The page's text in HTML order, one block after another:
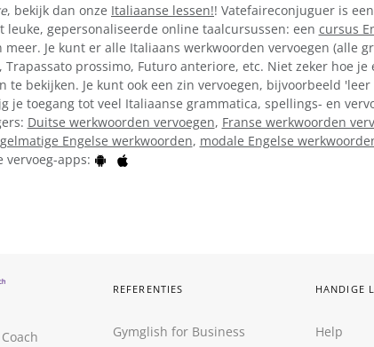
, bekijk dan onze Italiaanse lessen!! Vatefaireconjuguer is
gepersonaliseerde online taalcursussen: een cursus
meer. Je kunt er alle Italiaans werkwoorden vervoegen (alle
prossimo, Futuro anteriore, etc. Niet zeker hoe
bekijken. Je kunt ook een zin vervoegen, bijvoorbeeld
toegang tot veel Italiaanse grammatica, spellings- en
Duitse werkwoorden vervoegen, Franse werkwoorden
Engelse werkwoorden, modale Engelse
vervoeg-apps:
REFERENTIES
Gymglish for Business
HANDIGE
Help